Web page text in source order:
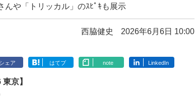
んや「トリッカル」のｽﾋﾟｷも展示
西脇健史 2026年6月6日 10:00
シェア はてブ note LinkedIn
京】